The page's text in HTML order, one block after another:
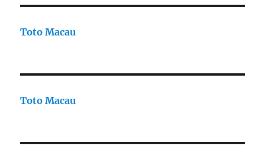
Toto Macau
Toto Macau